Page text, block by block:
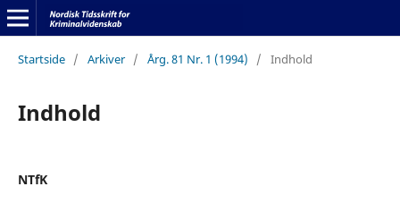
Startside / Arkiver / Årg. 81 Nr. 1 (1994) / Indhold
Indhold
NTfK